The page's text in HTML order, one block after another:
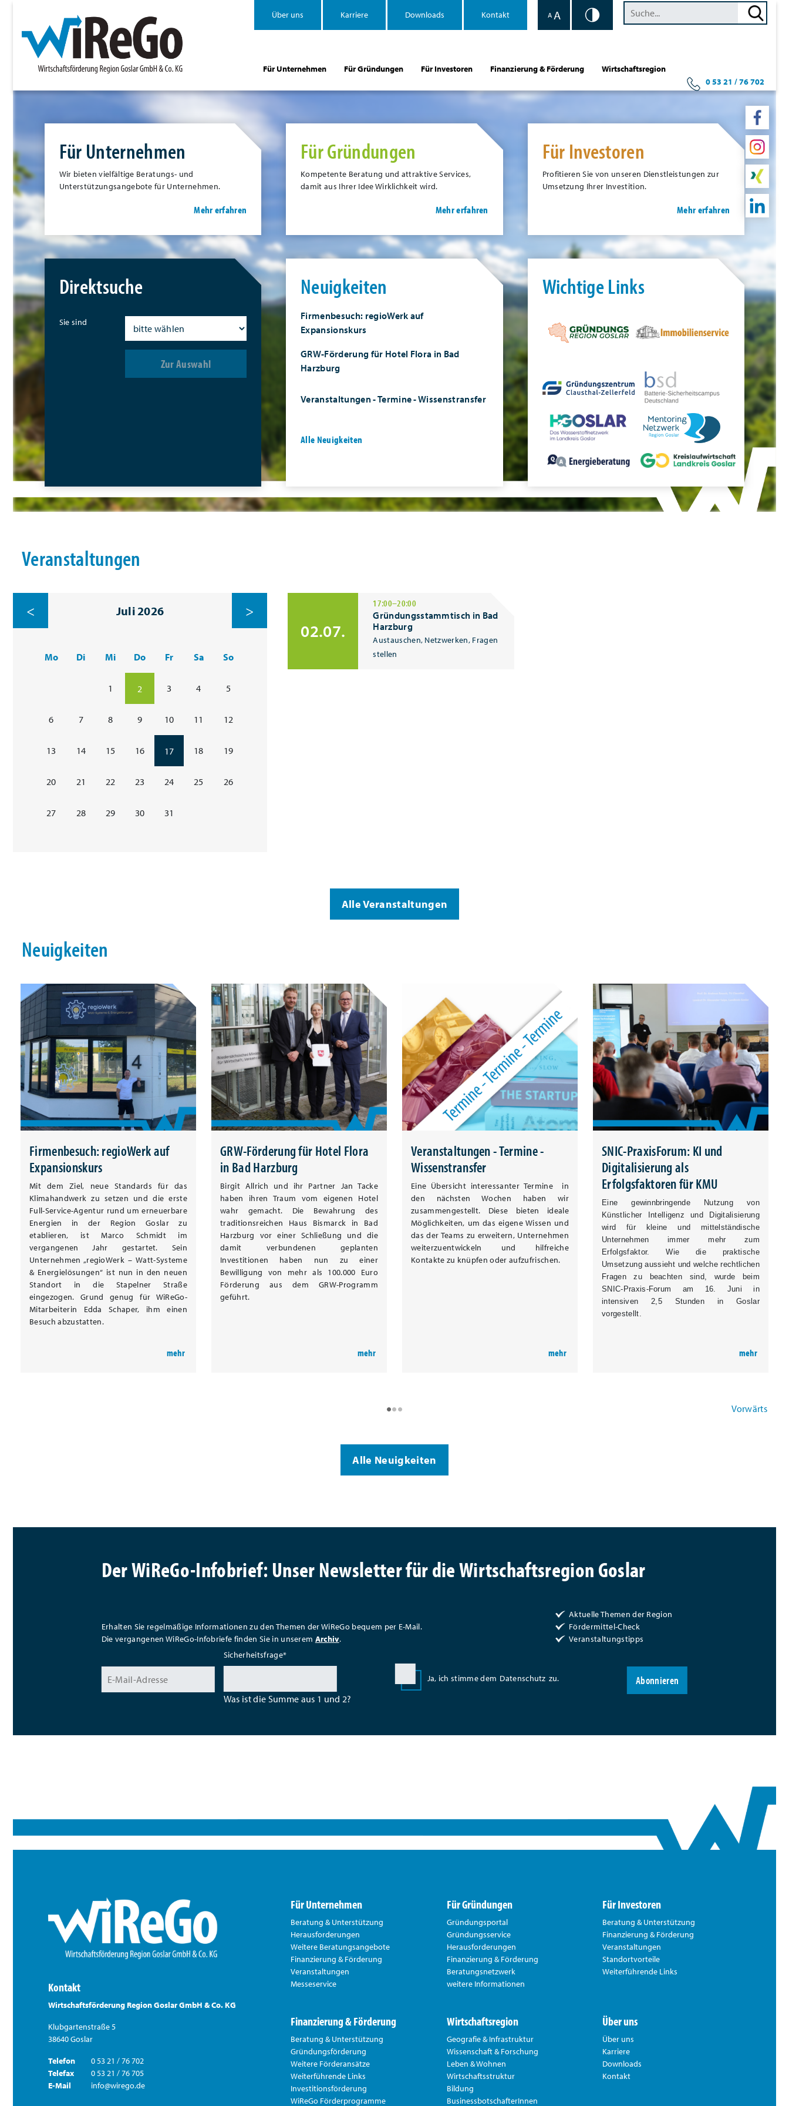
Über uns Karriere Downloads Kontakt A A
Für Unternehmen Für Gründungen Für Investoren Finanzierung & Förderung
Wirtschaftsregion
0 53 21 / 76 702
Für Unternehmen
Wir bieten vielfältige Beratungs- und
Unterstützungsangebote für Unternehmen.
Mehr erfahren
Für Gründungen
Kompetente Beratung und attraktive Services,
damit aus Ihrer Idee Wirklichkeit wird.
Mehr erfahren
Für Investoren
Profitieren Sie von unseren Dienstleistungen zur
Umsetzung Ihrer Investition.
Mehr erfahren
Direktsuche
Sie sind
Zur Auswahl
Neuigkeiten
Firmenbesuch: regioWerk auf
Expansionskurs
GRW-Förderung für Hotel Flora in Bad
Harzburg
Veranstaltungen - Termine - Wissenstransfer
Alle Neuigkeiten
Wichtige Links
Veranstaltungen
Juli 2026
Mo Di Mi Do Fr Sa So
1 2 3 4 5
6 7 8 9 10 11 12
13 14 15 16 17 18 19
20 21 22 23 24 25 26
27 28 29 30 31
< >
02.07.
17:00–20:00
Gründungsstammtisch in Bad
Harzburg
Austauschen, Netzwerken, Fragen
stellen
Alle Veranstaltungen
Neuigkeiten
Firmenbesuch: regioWerk auf
Expansionskurs
Mit dem Ziel, neue Standards für das
Klimahandwerk zu setzen und die erste
Full-Service-Agentur rund um erneuerbare
Energien in der Region Goslar zu
etablieren, ist Marco Schmidt im
vergangenen Jahr gestartet. Sein
Unternehmen „regioWerk – Watt-Systeme
& Energielösungen“ ist nun in den neuen
Standort in die Stapelner Straße
eingezogen. Grund genug für WiReGo-
Mitarbeiterin Edda Schaper, ihm einen
Besuch abzustatten.
GRW-Förderung für Hotel Flora
in Bad Harzburg
Birgit Allrich und ihr Partner Jan Tacke
haben ihren Traum vom eigenen Hotel
wahr gemacht. Die Bewahrung des
traditionsreichen Haus Bismarck in Bad
Harzburg vor einer Schließung und die
damit verbundenen geplanten
Investitionen haben nun zu einer
Bewilligung von mehr als 100.000 Euro
Förderung aus dem GRW-Programm
geführt.
Veranstaltungen - Termine -
Wissenstransfer
Eine Übersicht interessanter Termine in
den nächsten Wochen haben wir
zusammengestellt. Diese bieten ideale
Möglichkeiten, um das eigene Wissen und
das der Teams zu erweitern, Unternehmen
weiterzuentwickeln und hilfreiche
Kontakte zu knüpfen oder aufzufrischen.
SNIC-PraxisForum: KI und
Digitalisierung als
Erfolgsfaktoren für KMU
Eine gewinnbringende Nutzung von
Künstlicher Intelligenz und Digitalisierung
wird für kleine und mittelständische
Unternehmen immer mehr zum
Erfolgsfaktor. Wie die praktische
Umsetzung aussieht und welche rechtlichen
Fragen zu beachten sind, wurde beim
SNIC-Praxis-Forum am 16. Juni in
intensiven 2,5 Stunden in Goslar
vorgestellt.
••• Vorwärts
Alle Neuigkeiten
Der WiReGo-Infobrief: Unser Newsletter für die Wirtschaftsregion Goslar
Erhalten Sie regelmäßige Informationen zu den Themen der WiReGo bequem per E-Mail.
Die vergangenen WiReGo-Infobriefe finden Sie in unserem Archiv.
Aktuelle Themen der Region
Fördermittel-Check
Veranstaltungstipps
Sicherheitsfrage*
Was ist die Summe aus 1 und 2?
Ja, ich stimme dem Datenschutz zu. Abonnieren
Kontakt
Wirtschaftsförderung Region Goslar GmbH & Co. KG
Klubgartenstraße 5
38640 Goslar
Telefon
0 53 21 / 76 702
Telefax
0 53 21 / 76 705
E-Mail
info@wirego.de
Für Unternehmen
Beratung & Unterstützung
Herausforderungen
Weitere Beratungsangebote
Finanzierung & Förderung
Veranstaltungen
Messeservice
Für Gründungen
Gründungsportal
Gründungsservice
Herausforderungen
Finanzierung & Förderung
Beratungsnetzwerk
weitere Informationen
Für Investoren
Beratung & Unterstützung
Finanzierung & Förderung
Veranstaltungen
Standortvorteile
Weiterführende Links
Finanzierung & Förderung
Beratung & Unterstützung
Gründungsförderung
Weitere Förderansätze
Weiterführende Links
Investitionsförderung
WiReGo Förderprogramme
Wirtschaftsregion
Geografie & Infrastruktur
Wissenschaft & Forschung
Leben & Wohnen
Wirtschaftsstruktur
Bildung
BusinessbotschafterInnen
Über uns
Über uns
Karriere
Downloads
Kontakt